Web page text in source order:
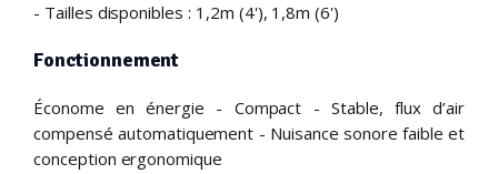
- Tailles disponibles : 1,2m (4'), 1,8m (6')
Fonctionnement
Économe en énergie - Compact - Stable, flux d’air
compensé automatiquement - Nuisance sonore faible et
conception ergonomique